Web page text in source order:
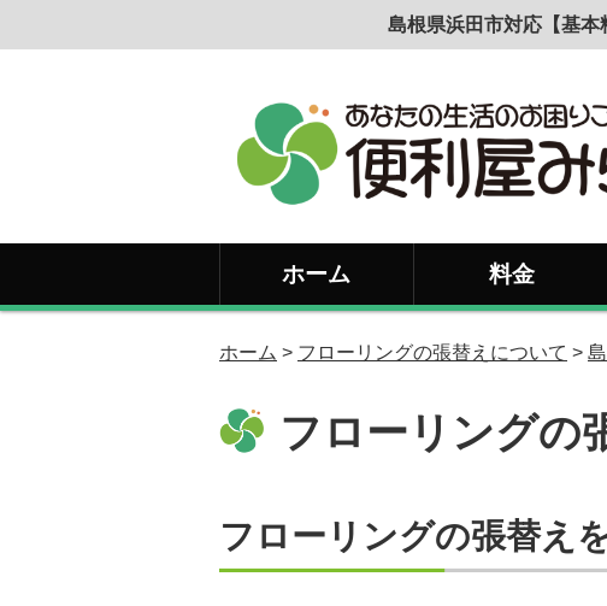
島根県浜田市対応【基
ホーム 料金
ホーム > フローリングの張替えについて >
フローリングの
フローリングの張替え